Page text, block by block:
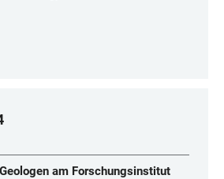
am Forschungsinstitut